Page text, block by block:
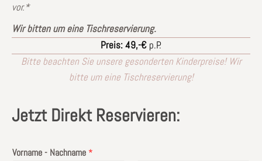
vor.*
Wir bitten um eine Tischreservierung.
Preis: 49,-€ p.P.
Bitte beachten Sie unsere gesonderten Kinderpreise! Wir
bitte um eine Tischreservierung!
Jetzt Direkt Reservieren:
Vorname - Nachname *